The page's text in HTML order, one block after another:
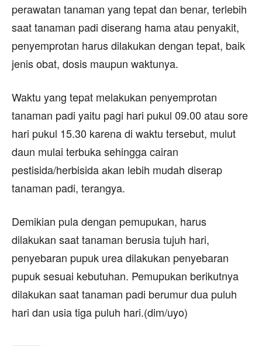
perawatan tanaman yang tepat dan benar, terlebih
saat tanaman padi diserang hama atau penyakit,
penyemprotan harus dilakukan dengan tepat, baik
jenis obat, dosis maupun waktunya.
Waktu yang tepat melakukan penyemprotan
tanaman padi yaitu pagi hari pukul 09.00 atau sore
hari pukul 15.30 karena di waktu tersebut, mulut
daun mulai terbuka sehingga cairan
pestisida/herbisida akan lebih mudah diserap
tanaman padi, terangya.
Demikian pula dengan pemupukan, harus
dilakukan saat tanaman berusia tujuh hari,
penyebaran pupuk urea dilakukan penyebaran
pupuk sesuai kebutuhan. Pemupukan berikutnya
dilakukan saat tanaman padi berumur dua puluh
hari dan usia tiga puluh hari.(dim/uyo)